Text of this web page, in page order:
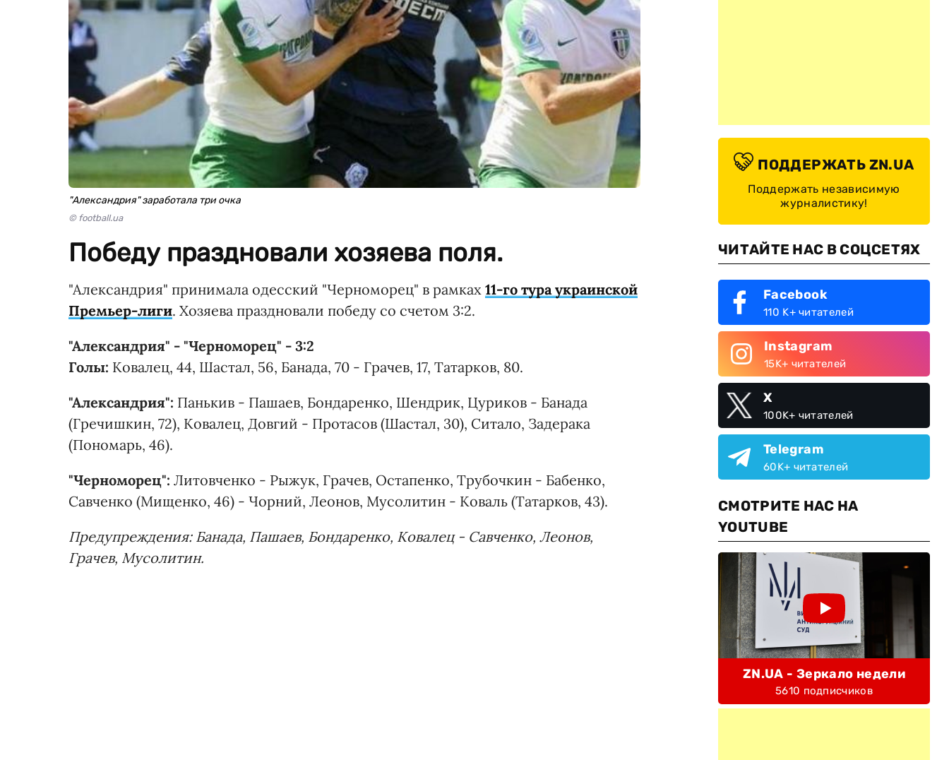
"Александрия" заработала три очка
© football.ua
Победу праздновали хозяева поля.
"Александрия" принимала одесский "Черноморец" в рамках 11-го тура украинской
Премьер-лиги. Хозяева праздновали победу со счетом 3:2.
"Александрия" - "Черноморец" - 3:2
Голы: Ковалец, 44, Шастал, 56, Банада, 70 - Грачев, 17, Татарков, 80.
"Александрия": Панькив - Пашаев, Бондаренко, Шендрик, Цуриков - Банада
(Гречишкин, 72), Ковалец, Довгий - Протасов (Шастал, 30), Ситало, Задерака
(Пономарь, 46).
"Черноморец": Литовченко - Рыжук, Грачев, Остапенко, Трубочкин - Бабенко,
Савченко (Мищенко, 46) - Чорний, Леонов, Мусолитин - Коваль (Татарков, 43).
Предупреждения: Банада, Пашаев, Бондаренко, Ковалец - Савченко, Леонов,
Грачев, Мусолитин.
ПОДДЕРЖАТЬ ZN.UA
Поддержать независимую
журналистику!
ЧИТАЙТЕ НАС В СОЦСЕТЯХ
Facebook
110 K+ читателей
Instagram
15K+ читателей
X
100K+ читателей
Telegram
60K+ читателей
СМОТРИТЕ НАС НА
YOUTUBE
ZN.UA - Зеркало недели
5610 подписчиков